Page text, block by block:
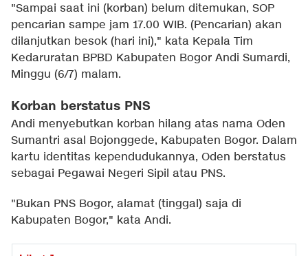
"Sampai saat ini (korban) belum ditemukan, SOP
pencarian sampe jam 17.00 WIB. (Pencarian) akan
dilanjutkan besok (hari ini)," kata Kepala Tim
Kedaruratan BPBD Kabupaten Bogor Andi Sumardi,
Minggu (6/7) malam.
Korban berstatus PNS
Andi menyebutkan korban hilang atas nama Oden
Sumantri asal Bojonggede, Kabupaten Bogor. Dalam
kartu identitas kependudukannya, Oden berstatus
sebagai Pegawai Negeri Sipil atau PNS.
"Bukan PNS Bogor, alamat (tinggal) saja di
Kabupaten Bogor," kata Andi.